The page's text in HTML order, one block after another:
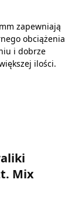
zapewniają
obciążenia
i dobrze
ilości.
Mix